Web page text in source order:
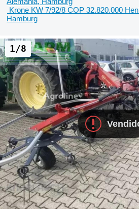
Krone KW 7/92/8 COP 32.820.000
Hamburg
1/8